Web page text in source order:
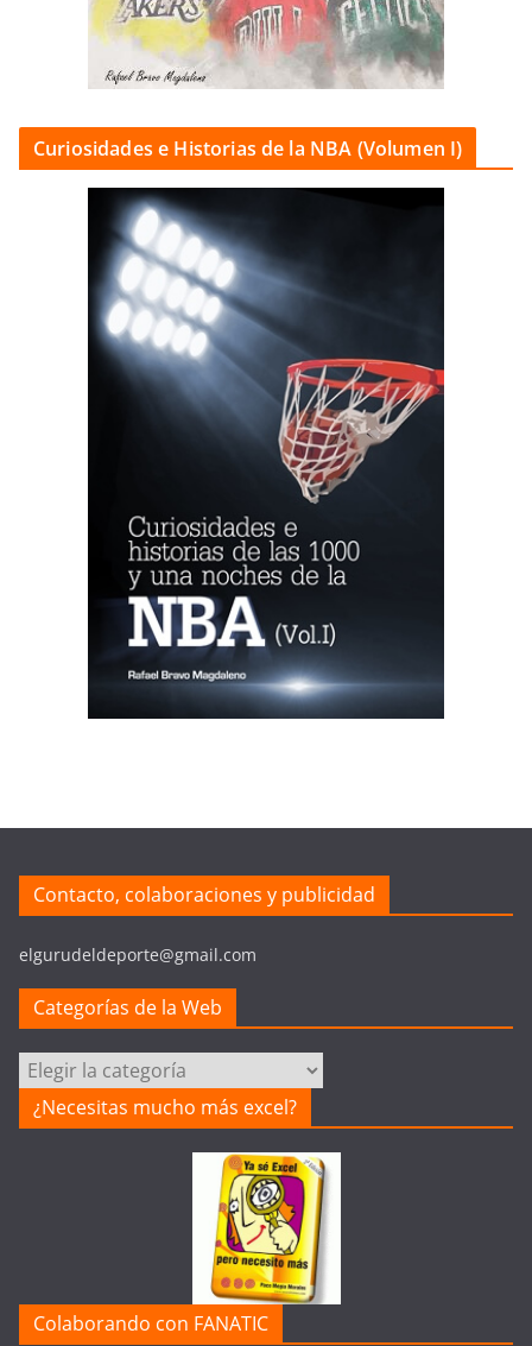
Curiosidades e Historias de la NBA (Volumen I)
Contacto, colaboraciones y publicidad
elgurudeldeporte@gmail.com
Categorías de la Web
Categorías
de
la
¿Necesitas mucho más excel?
Colaborando con FANATIC